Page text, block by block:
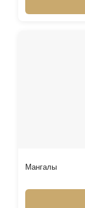
Мангалы